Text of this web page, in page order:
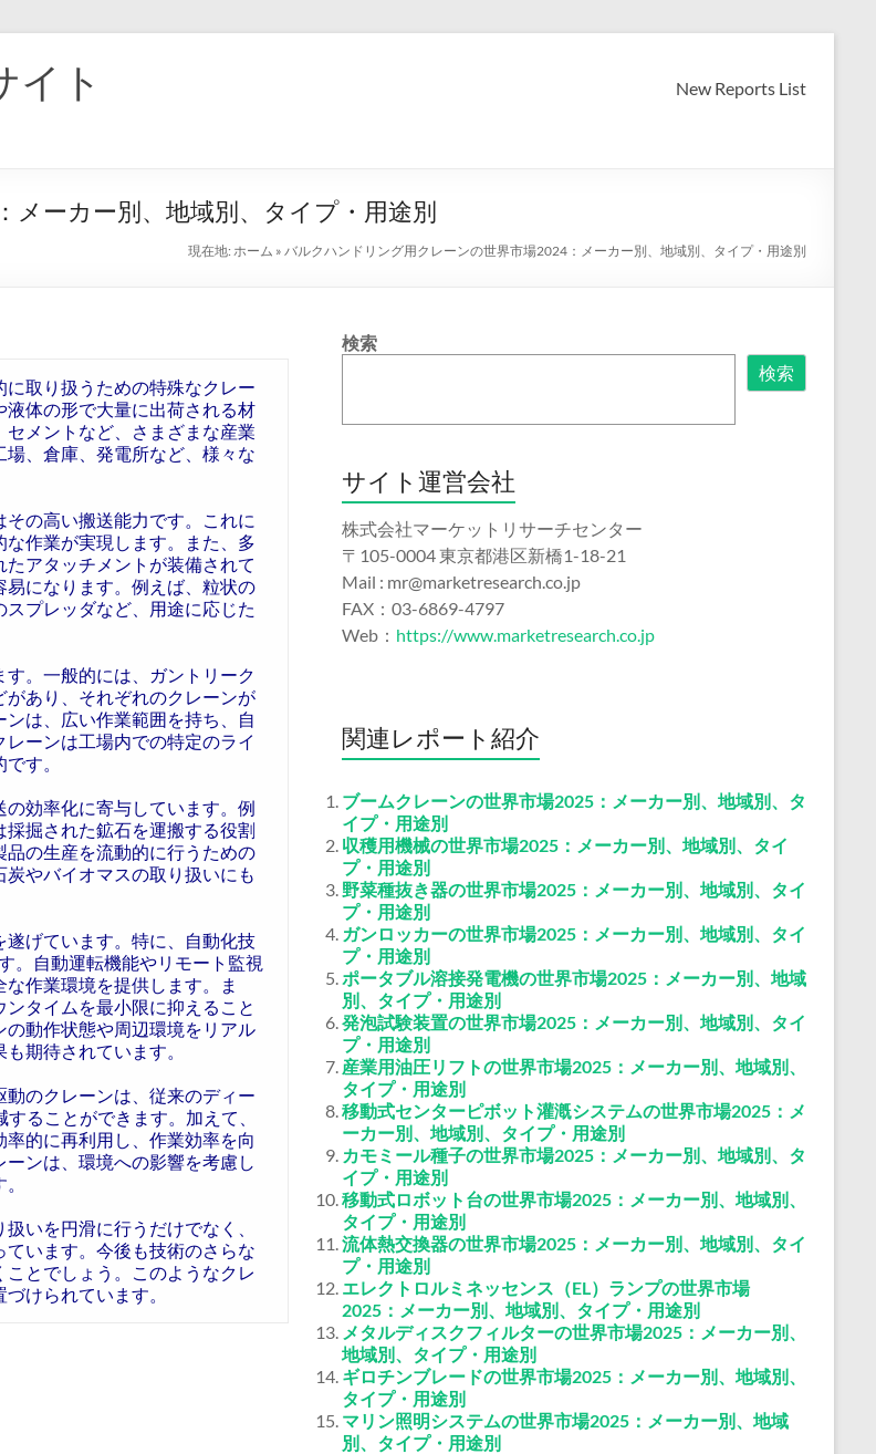
イト New Reports List
ーカー別、地域別、タイプ・用途別
現在地: ホーム » バルクハンドリング用クレーンの世界市場2024：メーカー別、地域別、タイプ・用途別
取り扱うための特殊なクレー
体の形で大量に出荷される材
メントなど、さまざまな産業
、倉庫、発電所など、様々な
の高い搬送能力です。これに
作業が実現します。また、多
アタッチメントが装備されて
になります。例えば、粒状の
プレッダなど、用途に応じた
。一般的には、ガントリーク
あり、それぞれのクレーンが
は、広い作業範囲を持ち、自
ーンは工場内での特定のライ
す。
効率化に寄与しています。例
掘された鉱石を運搬する役割
の生産を流動的に行うための
やバイオマスの取り扱いにも
げています。特に、自動化技
。自動運転機能やリモート監視
作業環境を提供します。ま
タイムを最小限に抑えること
動作状態や周辺環境をリアル
期待されています。
のクレーンは、従来のディー
ることができます。加えて、
的に再利用し、作業効率を向
ンは、環境への影響を考慮し
いを円滑に行うだけでなく、
います。今後も技術のさらな
とでしょう。このようなクレ
けられています。
検索
検索
サイト運営会社
株式会社マーケットリサーチセンター
〒105-0004 東京都港区新橋1-18-21
Mail : mr@marketresearch.co.jp
FAX：03-6869-4797
Web： https://www.marketresearch.co.jp
関連レポート紹介
ブームクレーンの世界市場2025：メーカー別、地域別、タ
イプ・用途別
収穫用機械の世界市場2025：メーカー別、地域別、タイ
プ・用途別
野菜種抜き器の世界市場2025：メーカー別、地域別、タイ
プ・用途別
ガンロッカーの世界市場2025：メーカー別、地域別、タイ
プ・用途別
ポータブル溶接発電機の世界市場2025：メーカー別、地域
別、タイプ・用途別
発泡試験装置の世界市場2025：メーカー別、地域別、タイ
プ・用途別
産業用油圧リフトの世界市場2025：メーカー別、地域別、
タイプ・用途別
移動式センターピボット灌漑システムの世界市場2025：メ
ーカー別、地域別、タイプ・用途別
カモミール種子の世界市場2025：メーカー別、地域別、タ
イプ・用途別
移動式ロボット台の世界市場2025：メーカー別、地域別、
タイプ・用途別
流体熱交換器の世界市場2025：メーカー別、地域別、タイ
プ・用途別
エレクトロルミネッセンス（EL）ランプの世界市場
2025：メーカー別、地域別、タイプ・用途別
メタルディスクフィルターの世界市場2025：メーカー別、
地域別、タイプ・用途別
ギロチンブレードの世界市場2025：メーカー別、地域別、
タイプ・用途別
マリン照明システムの世界市場2025：メーカー別、地域
別、タイプ・用途別